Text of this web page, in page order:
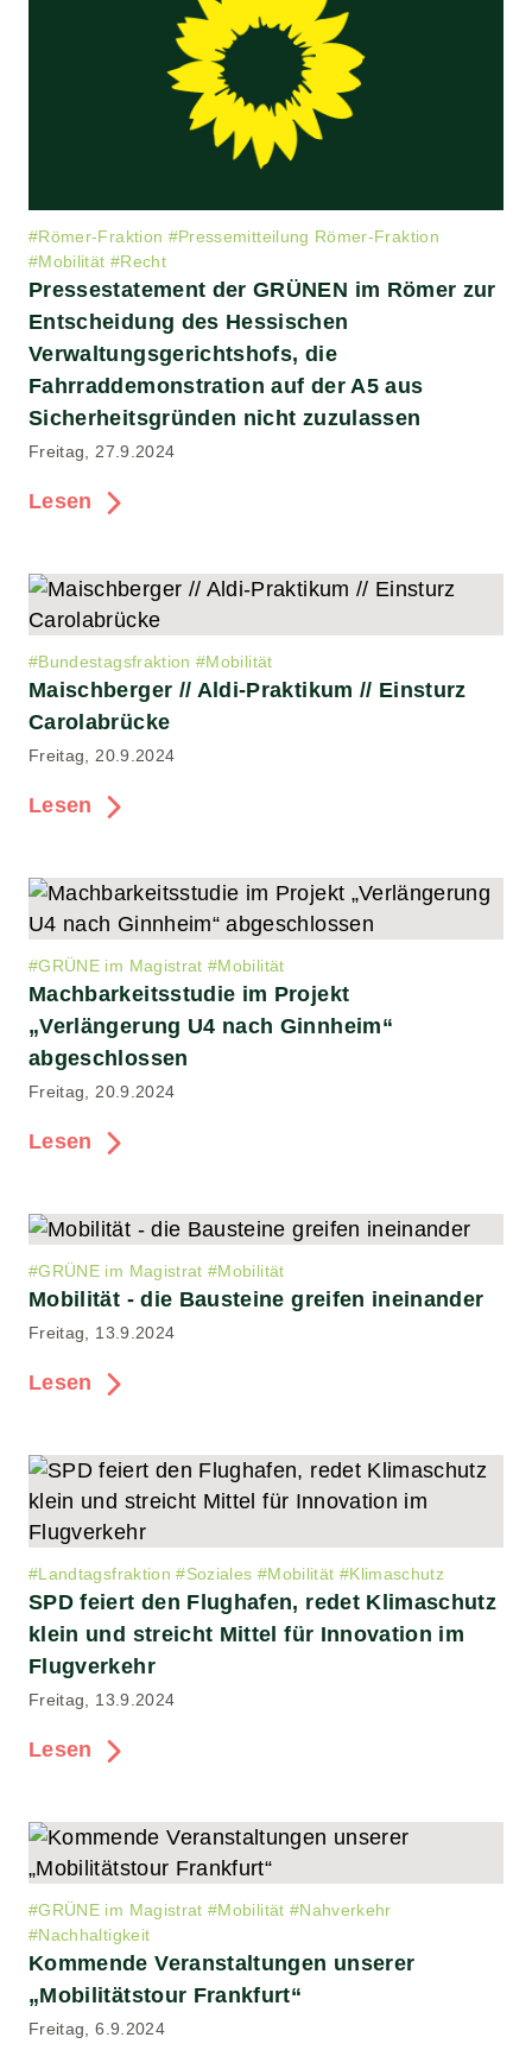
#Römer-Fraktion #Pressemitteilung Römer-Fraktion
#Mobilität #Recht
Pressestatement der GRÜNEN im Römer zur
Entscheidung des Hessischen
Verwaltungsgerichtshofs, die
Fahrraddemonstration auf der A5 aus
Sicherheitsgründen nicht zuzulassen
Freitag, 27.9.2024
Lesen
#Bundestagsfraktion #Mobilität
Maischberger // Aldi-Praktikum // Einsturz
Carolabrücke
Freitag, 20.9.2024
Lesen
#GRÜNE im Magistrat #Mobilität
Machbarkeitsstudie im Projekt
„Verlängerung U4 nach Ginnheim“
abgeschlossen
Freitag, 20.9.2024
Lesen
#GRÜNE im Magistrat #Mobilität
Mobilität - die Bausteine greifen ineinander
Freitag, 13.9.2024
Lesen
#Landtagsfraktion #Soziales #Mobilität #Klimaschutz
SPD feiert den Flughafen, redet Klimaschutz
klein und streicht Mittel für Innovation im
Flugverkehr
Freitag, 13.9.2024
Lesen
#GRÜNE im Magistrat #Mobilität #Nahverkehr
#Nachhaltigkeit
Kommende Veranstaltungen unserer
„Mobilitätstour Frankfurt“
Freitag, 6.9.2024